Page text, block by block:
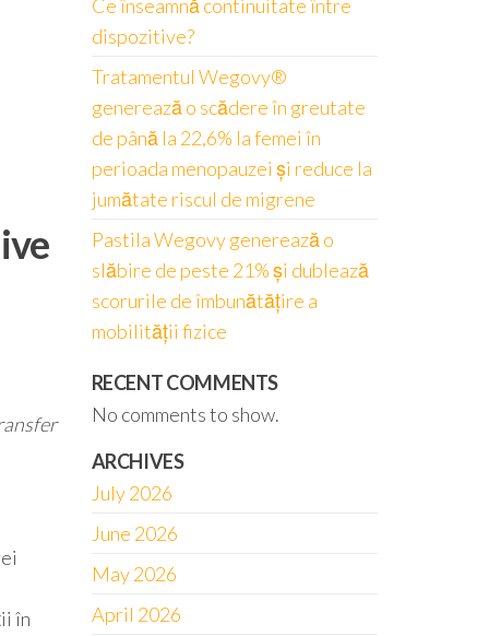
în
Ce înseamnă continuitate între
dispozitive?
Tratamentul Wegovy®
generează o scădere în greutate
de până la 22,6% la femei în
perioada menopauzei și reduce la
jumătate riscul de migrene
Pastila Wegovy generează o
slăbire de peste 21% și dublează
scorurile de îmbunătățire a
mobilității fizice
RECENT COMMENTS
No comments to show.
ARCHIVES
July 2026
June 2026
May 2026
April 2026